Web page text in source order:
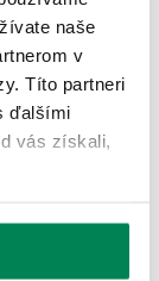
naše
v
Títo partneri
ďalšími
vás získali,